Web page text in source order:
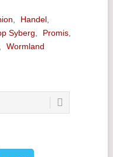
, Handel,
Syberg, Promis,
Wormland